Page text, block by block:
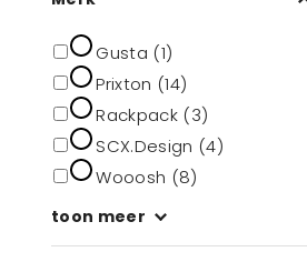
Gusta (1)
Prixton (14)
Rackpack (3)
SCX.Design (4)
Wooosh (8)
toon meer
O.a. iDeal, Bancontact, ook